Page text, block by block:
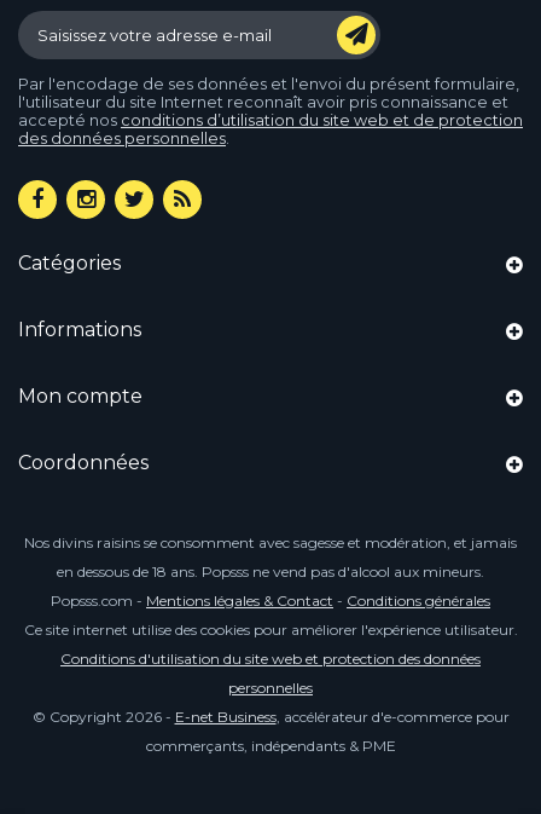
Par l'encodage de ses données et l'envoi du présent formulaire,
l'utilisateur du site Internet reconnaît avoir pris connaissance et
accepté nos conditions d’utilisation du site web et de protection
des données personnelles
Catégories
Informations
Mon compte
Coordonnées
Nos divins raisins se consomment avec sagesse et modération, et jamais
en dessous de 18 ans. Popsss ne vend pas d'alcool aux mineurs.
Popsss.com - Mentions légales & Contact - Conditions générales
Ce site internet utilise des cookies pour améliorer l'expérience utilisateur.
Conditions d'utilisation du site web et protection des données
personnelles
© Copyright 2026 - E-net Business, accélérateur d'e-commerce pour
commerçants, indépendants & PME